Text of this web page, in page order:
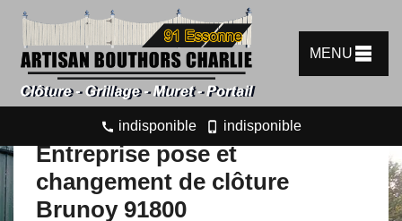
MENU
indisponible indisponible
Entreprise pose et
changement de clôture
Brunoy 91800